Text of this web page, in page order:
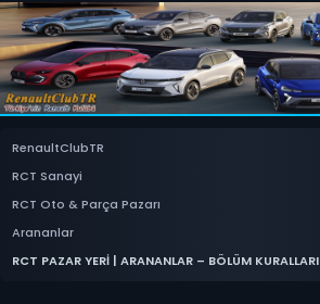
RenaultClubTR
RCT Sanayi
RCT Oto & Parça Pazarı
Arananlar
RCT PAZAR YERİ | ARANANLAR – BÖLÜM KURALLARI